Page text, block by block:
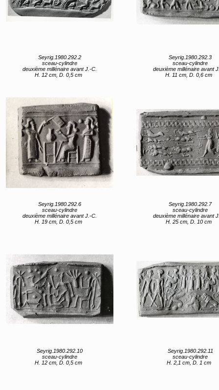
Seyrig.1980.292.2
sceau-cylindre
deuxième millénaire avant J.-C.
H. 12 cm, D. 0,5 cm
Seyrig.1980.292.3
sceau-cylindre
deuxième millénaire avant
H. 11 cm, D. 0,6 cm
Seyrig.1980.292.6
sceau-cylindre
deuxième millénaire avant J.-C.
H. 19 cm, D. 0,5 cm
Seyrig.1980.292.7
sceau-cylindre
deuxième millénaire avant
H. 25 cm, D. 10 cm
Seyrig.1980.292.10
sceau-cylindre
H. 12 cm, D. 0,5 cm
Seyrig.1980.292.11
sceau-cylindre
H. 2,1 cm, D. 1 cm